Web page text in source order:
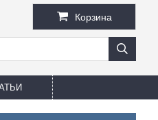
Корзина